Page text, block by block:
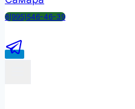
8(995)546-46-39